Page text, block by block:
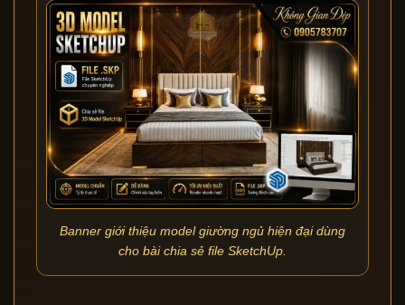
Banner giới thiệu model giường ngủ hiện đại dùng
cho bài chia sẻ file SketchUp.